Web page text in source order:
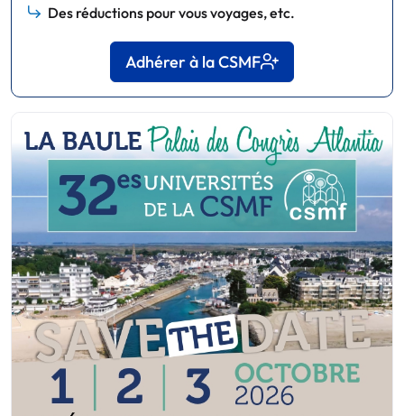
Des réductions pour vous voyages, etc.
Adhérer à la CSMF